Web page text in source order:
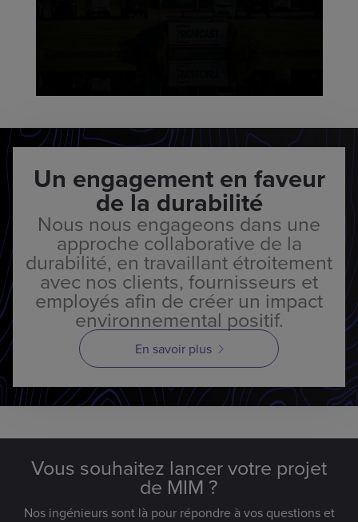
Un engagement en faveur
de la durabilité
Nous nous engageons dans une
approche collaborative de la
durabilité, en travaillant étroitement
avec nos clients, fournisseurs et
employés afin de créer un impact
environnemental positif.
En savoir plus
Vous souhaitez lancer votre projet
de MIM ?
Nos ingénieurs sont là pour répondre à vos questions et